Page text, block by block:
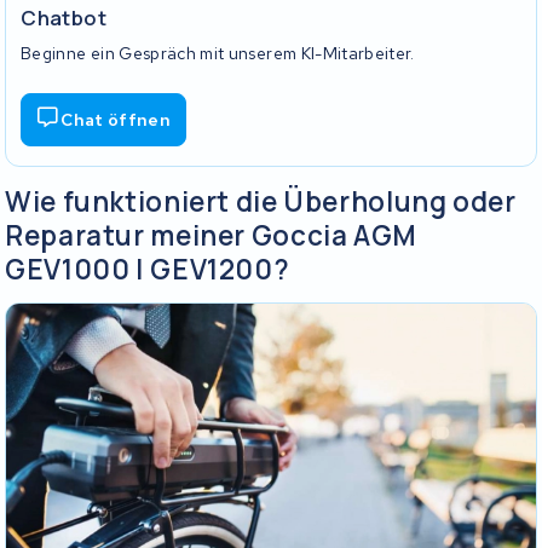
Chatbot
Beginne ein Gespräch mit unserem KI-Mitarbeiter.
Chat öffnen
Wie funktioniert die Überholung oder
Reparatur meiner Goccia AGM
GEV1000 | GEV1200?